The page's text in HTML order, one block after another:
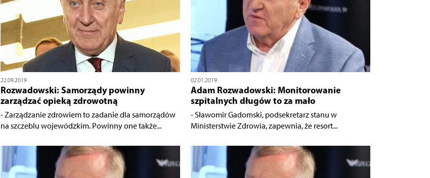
22.09.2019
Rozwadowski: Samorządy powinny
zarządzać opieką zdrowotną
- Zarządzanie zdrowiem to zadanie dla samorządów
na szczeblu wojewódzkim. Powinny one także...
02.01.2019
Adam Rozwadowski: Monitorowanie
szpitalnych długów to za mało
- Sławomir Gadomski, podsekretarz stanu w
Ministerstwie Zdrowia, zapewnia, że resort...